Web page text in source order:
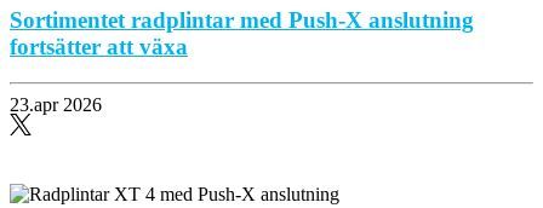
Sortimentet radplintar med Push-X anslutning
fortsätter att växa
23.apr 2026